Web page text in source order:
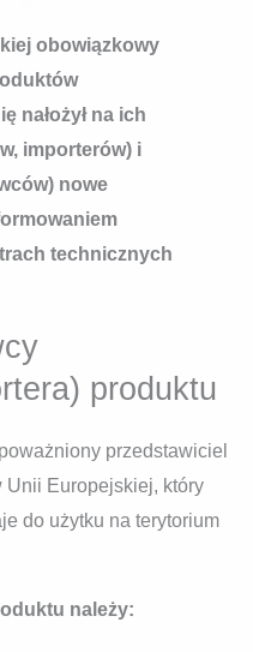
obowiązkowy
nałożył na ich
importerów) i
nowe
technicznych
produktu
przedstawiciel
Unii Europejskiej, który
do użytku na terytorium
należy: